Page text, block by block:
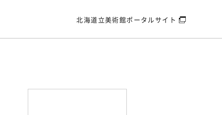
北海道立美術館ポータルサイト